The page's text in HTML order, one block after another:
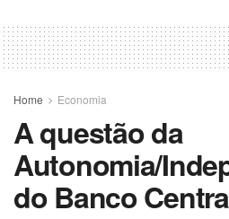
Home Economia
A questão da
Autonomia/
do Banco